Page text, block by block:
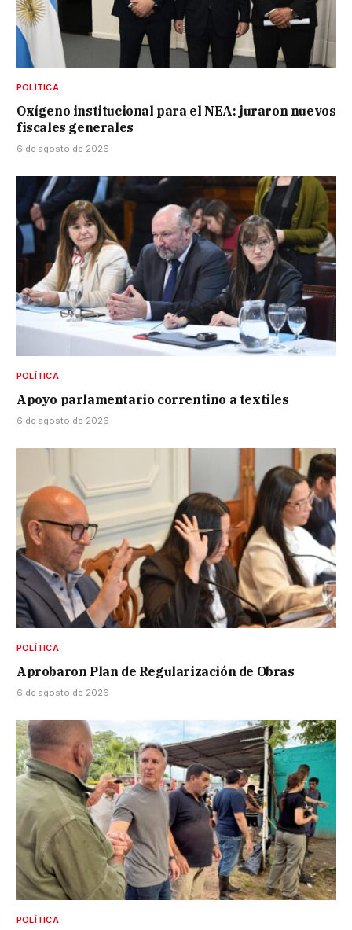
POLÍTICA
Oxígeno institucional para el NEA: juraron nuevos
fiscales generales
6 de agosto de 2026
POLÍTICA
Apoyo parlamentario correntino a textiles
6 de agosto de 2026
POLÍTICA
Aprobaron Plan de Regularización de Obras
6 de agosto de 2026
POLÍTICA